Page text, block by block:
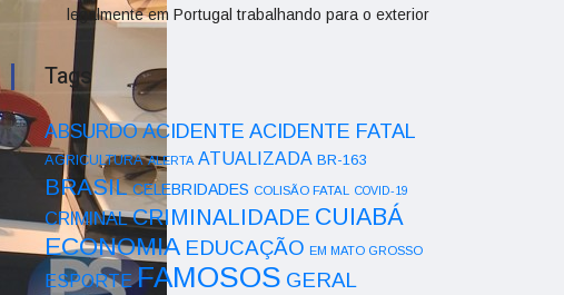
legalmente em Portugal trabalhando para o exterior
Tags
ABSURDO ACIDENTE ACIDENTE FATAL
AGRICULTURA ALERTA ATUALIZADA BR-163
BRASIL CELEBRIDADES COLISÃO FATAL COVID-19
CRIMINAL CRIMINALIDADE CUIABÁ
ECONOMIA EDUCAÇÃO EM MATO GROSSO
ESPORTE FAMOSOS GERAL